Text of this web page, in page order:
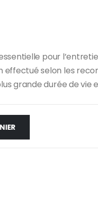
pour
effectué selon les
grande durée de vie